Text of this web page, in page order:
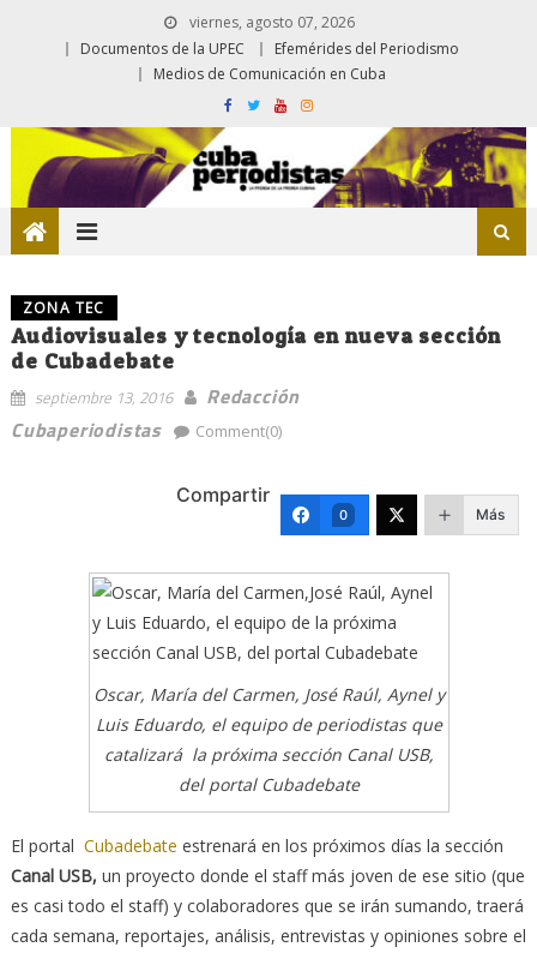
viernes, agosto 07, 2026
Documentos de la UPEC
Efemérides del Periodismo
Medios de Comunicación en Cuba
ZONA TEC
Audiovisuales y tecnología en nueva sección
de Cubadebate
septiembre 13, 2016
Redacción
Cubaperiodistas
Comment(0)
Compartir
0 Más
Oscar, María del Carmen, José Raúl, Aynel y
Luis Eduardo, el equipo de periodistas que
catalizará la próxima sección Canal USB,
del portal Cubadebate
El portal Cubadebate estrenará en los próximos días la sección
Canal USB, un proyecto donde el staff más joven de ese sitio (que
es casi todo el staff) y colaboradores que se irán sumando, traerá
cada semana, reportajes, análisis, entrevistas y opiniones sobre el